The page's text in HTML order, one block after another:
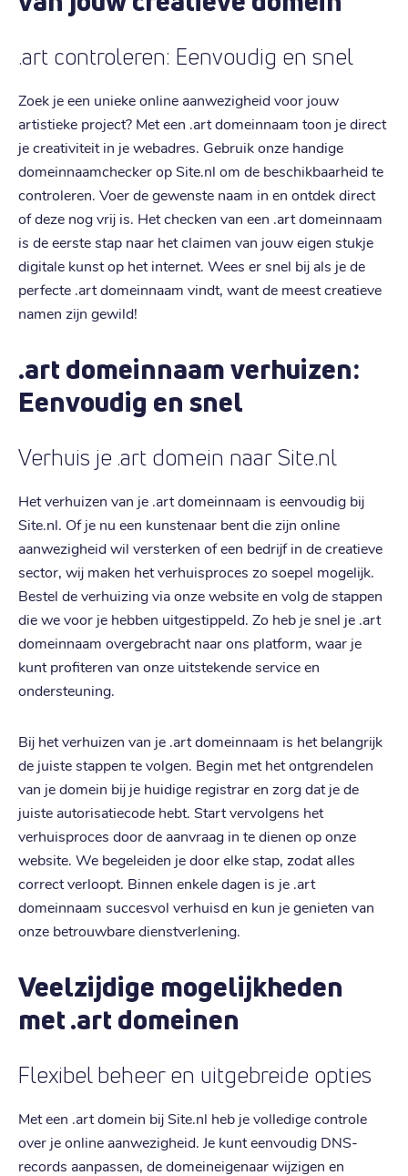
.art controleren: Eenvoudig en snel
Zoek je een unieke online aanwezigheid voor jouw
artistieke project? Met een .art domeinnaam toon je direct
je creativiteit in je webadres. Gebruik onze handige
domeinnaamchecker op Site.nl om de beschikbaarheid te
controleren. Voer de gewenste naam in en ontdek direct
of deze nog vrij is. Het checken van een .art domeinnaam
is de eerste stap naar het claimen van jouw eigen stukje
digitale kunst op het internet. Wees er snel bij als je de
perfecte .art domeinnaam vindt, want de meest creatieve
namen zijn gewild!
.art domeinnaam verhuizen:
Eenvoudig en snel
Verhuis je .art domein naar Site.nl
Het verhuizen van je .art domeinnaam is eenvoudig bij
Site.nl. Of je nu een kunstenaar bent die zijn online
aanwezigheid wil versterken of een bedrijf in de creatieve
sector, wij maken het verhuisproces zo soepel mogelijk.
Bestel de verhuizing via onze website en volg de stappen
die we voor je hebben uitgestippeld. Zo heb je snel je .art
domeinnaam overgebracht naar ons platform, waar je
kunt profiteren van onze uitstekende service en
ondersteuning.
Bij het verhuizen van je .art domeinnaam is het belangrijk
de juiste stappen te volgen. Begin met het ontgrendelen
van je domein bij je huidige registrar en zorg dat je de
juiste autorisatiecode hebt. Start vervolgens het
verhuisproces door de aanvraag in te dienen op onze
website. We begeleiden je door elke stap, zodat alles
correct verloopt. Binnen enkele dagen is je .art
domeinnaam succesvol verhuisd en kun je genieten van
onze betrouwbare dienstverlening.
Veelzijdige mogelijkheden
met .art domeinen
Flexibel beheer en uitgebreide opties
Met een .art domein bij Site.nl heb je volledige controle
over je online aanwezigheid. Je kunt eenvoudig DNS-
records aanpassen, de domeineigenaar wijzigen en